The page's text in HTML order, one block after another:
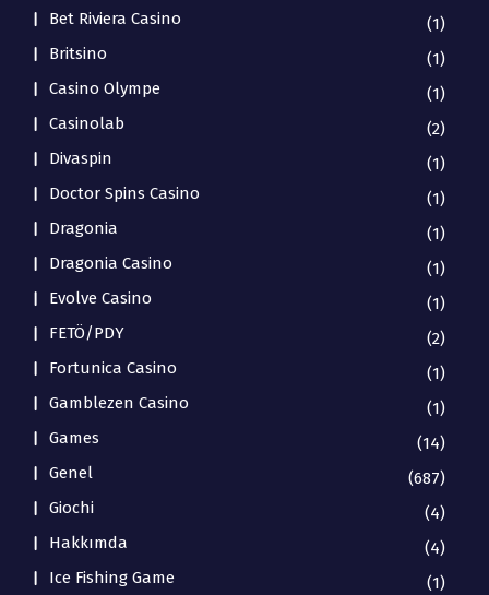
Bet Riviera Casino
(1)
Britsino
(1)
Casino Olympe
(1)
Casinolab
(2)
Divaspin
(1)
Doctor Spins Casino
(1)
Dragonia
(1)
Dragonia Casino
(1)
Evolve Casino
(1)
FETÖ/PDY
(2)
Fortunica Casino
(1)
Gamblezen Casino
(1)
Games
(14)
Genel
(687)
Giochi
(4)
Hakkımda
(4)
Ice Fishing Game
(1)